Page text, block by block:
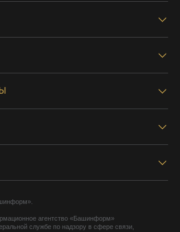
агентство «Башинформ»
службе по надзору в сфере связи,